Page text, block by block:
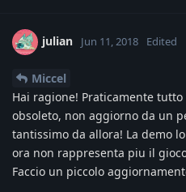
julian Jun 11, 2018 Edited
Miccel
Hai ragione! Praticamente
obsoleto, non aggiorno da un
tantissimo da allora! La demo
ora non rappresenta piu il
Faccio un piccolo